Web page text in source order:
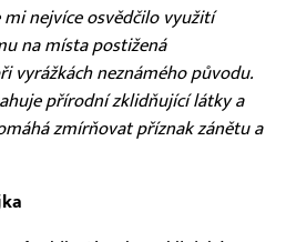
mi nejvíce osvědčilo využití
na místa postižená
vyrážkách neznámého původu.
přírodní zklidňující látky a
zmírňovat příznak zánětu a